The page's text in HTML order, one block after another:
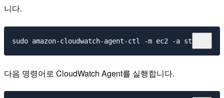
니다.
다음 명령어로 CloudWatch Agent를 실행합니다.